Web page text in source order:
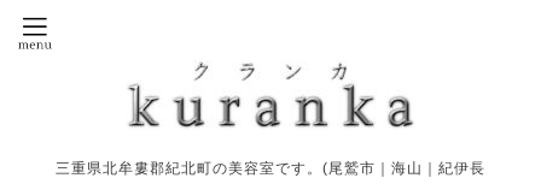
三重県北牟婁郡紀北町の美容室です。(尾鷲市｜海山｜紀伊長